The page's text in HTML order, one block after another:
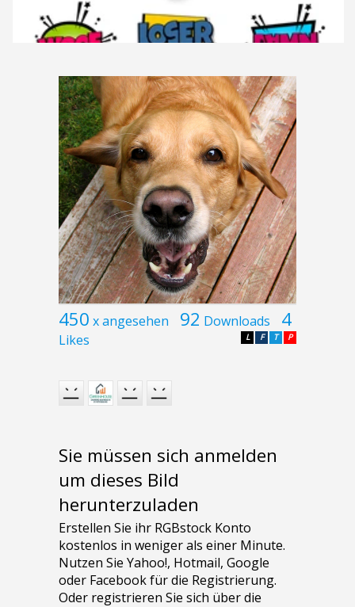
450 x angesehen 92 Downloads 4
Likes P
T
F
L
Sie müssen sich anmelden
um dieses Bild
herunterzuladen